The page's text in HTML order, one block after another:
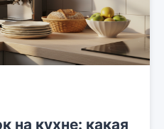
на кухне: какая